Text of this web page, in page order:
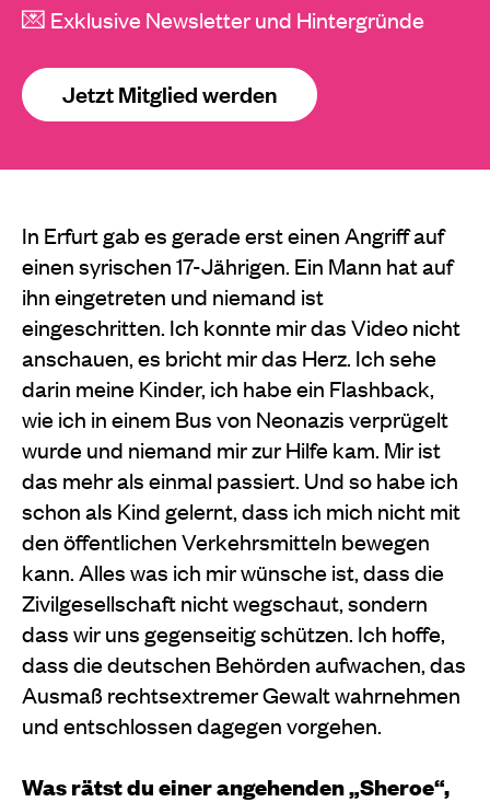
💌 Exklusive Newsletter und Hintergründe
Jetzt Mitglied werden
In Erfurt gab es gerade erst einen Angriff auf
einen syrischen 17-Jährigen. Ein Mann hat auf
ihn eingetreten und niemand ist
eingeschritten. Ich konnte mir das Video nicht
anschauen, es bricht mir das Herz. Ich sehe
darin meine Kinder, ich habe ein Flashback,
wie ich in einem Bus von Neonazis verprügelt
wurde und niemand mir zur Hilfe kam. Mir ist
das mehr als einmal passiert. Und so habe ich
schon als Kind gelernt, dass ich mich nicht mit
den öffentlichen Verkehrsmitteln bewegen
kann. Alles was ich mir wünsche ist, dass die
Zivilgesellschaft nicht wegschaut, sondern
dass wir uns gegenseitig schützen. Ich hoffe,
dass die deutschen Behörden aufwachen, das
Ausmaß rechtsextremer Gewalt wahrnehmen
und entschlossen dagegen vorgehen.
Was rätst du einer angehenden „Sheroe“,